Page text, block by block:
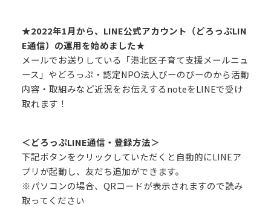
★2022年1月から、LINE公式アカウント（どろっぷLIN
E通信）の運用を始めました★
メールでお送りしている「港北区子育て支援メールニュ
ース」やどろっぷ・認定NPO法人びーのびーのから活動
内容・取組みなど近況をお伝えするnoteをLINEで受け
取れます！
＜どろっぷLINE通信・登録方法＞
下記ボタンをクリックしていただくと自動的にLINEア
プリが起動し、友だち追加ができます。
※パソコンの場合、QRコードが表示されますので読み
取ってください